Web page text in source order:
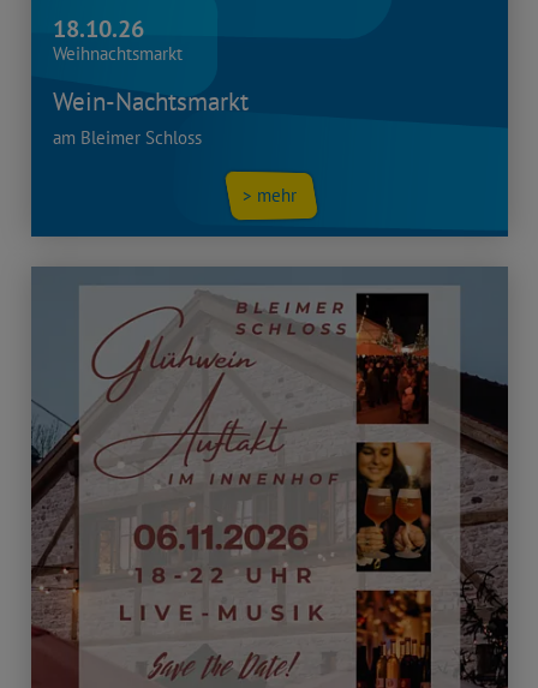
18.10.26
Weihnachtsmarkt
Wein-Nachtsmarkt
am Bleimer Schloss
> mehr